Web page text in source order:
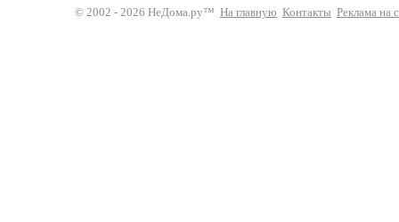
© 2002 - 2026 НеДома.ру™ На главную Контакты Реклама на